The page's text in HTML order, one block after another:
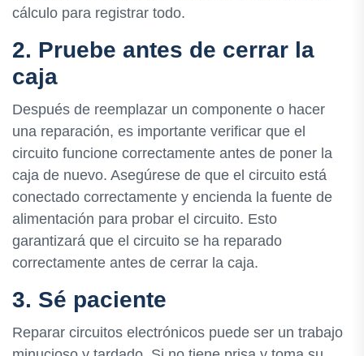
cálculo para registrar todo.
2. Pruebe antes de cerrar la
caja
Después de reemplazar un componente o hacer
una reparación, es importante verificar que el
circuito funcione correctamente antes de poner la
caja de nuevo. Asegúrese de que el circuito está
conectado correctamente y encienda la fuente de
alimentación para probar el circuito. Esto
garantizará que el circuito se ha reparado
correctamente antes de cerrar la caja.
3. Sé paciente
Reparar circuitos electrónicos puede ser un trabajo